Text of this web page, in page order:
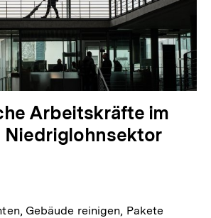
Arbeitskräfte im
Gebäude reinigen, Pakete